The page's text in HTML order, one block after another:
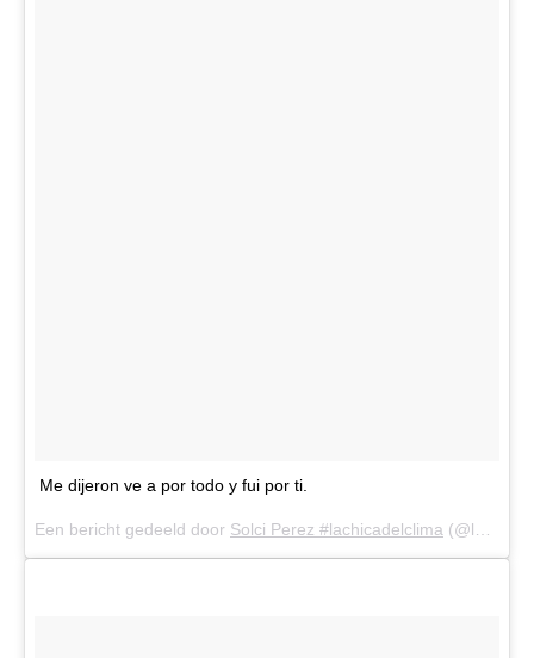
Me dijeron ve a por todo y fui por ti.
Een bericht gedeeld door Solci Perez #lachicadelclima (@lasobrideperez) op